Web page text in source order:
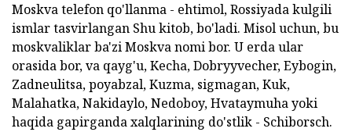
Moskva telefon qo'llanma - ehtimol, Rossiyada kulgili
ismlar tasvirlangan Shu kitob, bo'ladi. Misol uchun, bu
moskvaliklar ba'zi Moskva nomi bor. U erda ular
orasida bor, va qayg'u, Kecha, Dobryyvecher, Eybogin,
Zadneulitsa, poyabzal, Kuzma, sigmagan, Kuk,
Malahatka, Nakidaylo, Nedoboy, Hvataymuha yoki
haqida gapirganda xalqlarining do'stlik - Schiborsch.